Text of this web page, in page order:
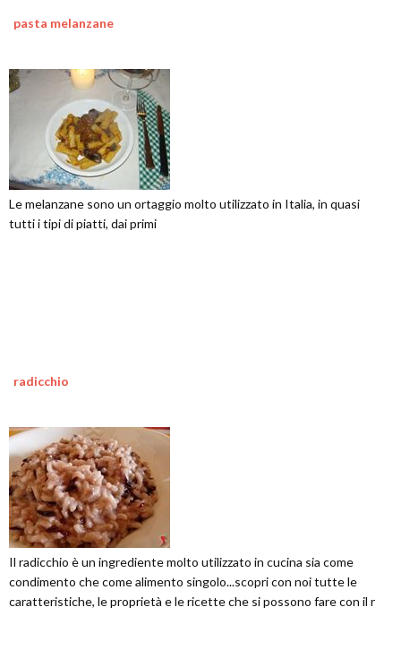
pasta melanzane
Le melanzane sono un ortaggio molto utilizzato in Italia, in quasi
tutti i tipi di piatti, dai primi
radicchio
Il radicchio è un ingrediente molto utilizzato in cucina sia come
condimento che come alimento singolo...scopri con noi tutte le
caratteristiche, le proprietà e le ricette che si possono fare con il r